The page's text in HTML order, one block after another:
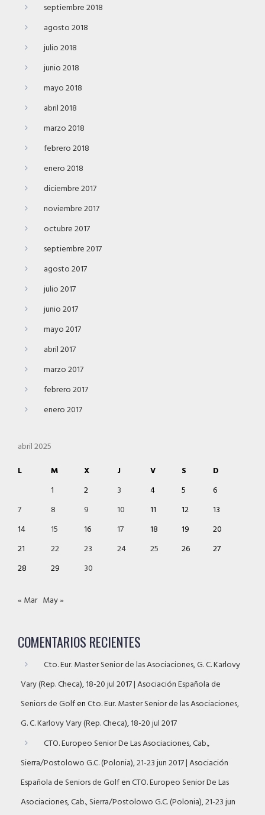
septiembre 2018
agosto 2018
julio 2018
junio 2018
mayo 2018
abril 2018
marzo 2018
febrero 2018
enero 2018
diciembre 2017
noviembre 2017
octubre 2017
septiembre 2017
agosto 2017
julio 2017
junio 2017
mayo 2017
abril 2017
marzo 2017
febrero 2017
enero 2017
abril 2025
L
M X J V S
D
1
2 3 4 5
6
7
8 9 10 11 12
13
14
15 16 17 18 19
20
21
22 23 24 25 26
27
28
29 30
« Mar May »
COMENTARIOS RECIENTES
Cto. Eur. Master Senior de las Asociaciones, G. C. Karlovy
Vary (Rep. Checa), 18-20 jul 2017 | Asociación Española de
Seniors de GolfenCto. Eur. Master Senior de las Asociaciones,
G. C. Karlovy Vary (Rep. Checa), 18-20 jul 2017
CTO. Europeo Senior De Las Asociaciones, Cab.,
Sierra/Postolowo G.C. (Polonia), 21-23 jun 2017 | Asociación
Española de Seniors de GolfenCTO. Europeo Senior De Las
Asociaciones, Cab., Sierra/Postolowo G.C. (Polonia), 21-23 jun